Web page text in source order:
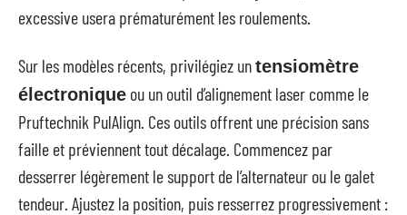
excessive usera prématurément les roulements.
Sur les modèles récents, privilégiez untensiomètre
électronique ou un outil d’alignement laser comme le
Pruftechnik PulAlign. Ces outils offrent une précision sans
faille et préviennent tout décalage. Commencez par
desserrer légèrement le support de l’alternateur ou le galet
tendeur. Ajustez la position, puis resserrez progressivement :